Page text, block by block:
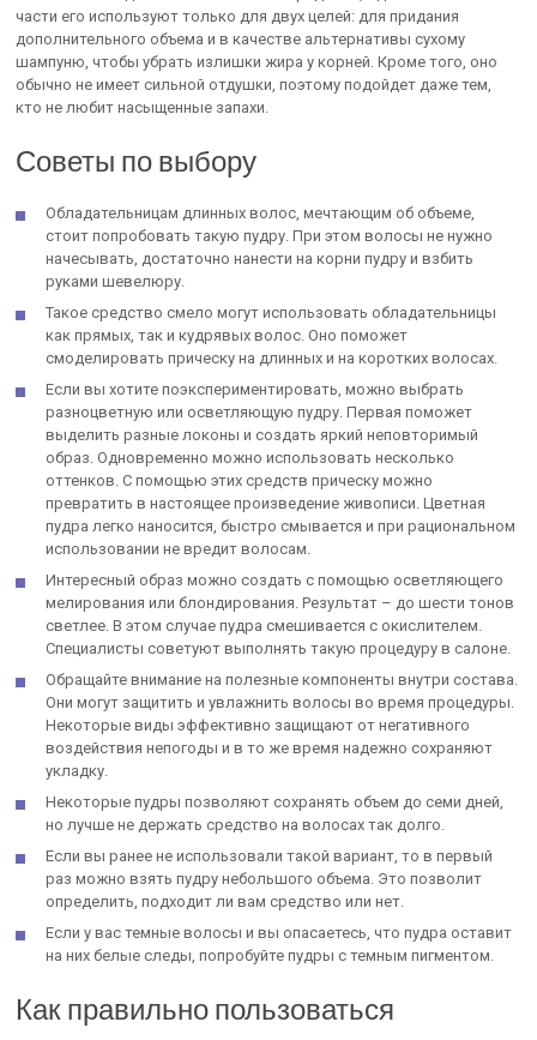
части его используют только для двух целей: для придания
дополнительного объема и в качестве альтернативы сухому
шампуню, чтобы убрать излишки жира у корней. Кроме того, оно
обычно не имеет сильной отдушки, поэтому подойдет даже тем,
кто не любит насыщенные запахи.
Советы по выбору
Обладательницам длинных волос, мечтающим об объеме,
стоит попробовать такую пудру. При этом волосы не нужно
начесывать, достаточно нанести на корни пудру и взбить
руками шевелюру.
Такое средство смело могут использовать обладательницы
как прямых, так и кудрявых волос. Оно поможет
смоделировать прическу на длинных и на коротких волосах.
Если вы хотите поэкспериментировать, можно выбрать
разноцветную или осветляющую пудру. Первая поможет
выделить разные локоны и создать яркий неповторимый
образ. Одновременно можно использовать несколько
оттенков. С помощью этих средств прическу можно
превратить в настоящее произведение живописи. Цветная
пудра легко наносится, быстро смывается и при рациональном
использовании не вредит волосам.
Интересный образ можно создать с помощью осветляющего
мелирования или блондирования. Результат – до шести тонов
светлее. В этом случае пудра смешивается с окислителем.
Специалисты советуют выполнять такую процедуру в салоне.
Обращайте внимание на полезные компоненты внутри состава.
Они могут защитить и увлажнить волосы во время процедуры.
Некоторые виды эффективно защищают от негативного
воздействия непогоды и в то же время надежно сохраняют
укладку.
Некоторые пудры позволяют сохранять объем до семи дней,
но лучше не держать средство на волосах так долго.
Если вы ранее не использовали такой вариант, то в первый
раз можно взять пудру небольшого объема. Это позволит
определить, подходит ли вам средство или нет.
Если у вас темные волосы и вы опасаетесь, что пудра оставит
на них белые следы, попробуйте пудры с темным пигментом.
Как правильно пользоваться